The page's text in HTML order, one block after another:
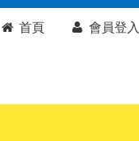
首頁 會員登入